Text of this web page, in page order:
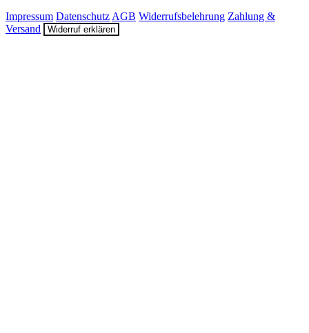
Impressum Datenschutz AGB Widerrufsbelehrung Zahlung &
Versand
Widerruf erklären